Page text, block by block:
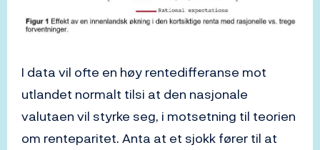
I data vil ofte en høy rentedifferanse mot
utlandet normalt tilsi at den nasjonale
valutaen vil styrke seg, i motsetning til teorien
om renteparitet. Anta at et sjokk fører til at